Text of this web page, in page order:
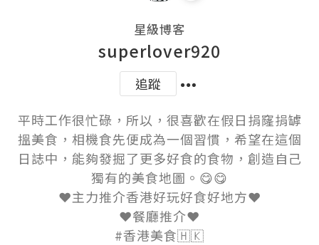
星級博客
superlover920
追蹤
平時工作很忙碌，所以，很喜歡在假日捐窿捐罅
搵美食，相機食先便成為一個習慣，希望在這個
日誌中，能夠發掘了更多好食的食物，創造自己
獨有的美食地圖。😋😋
❤️主力推介香港好玩好食好地方❤️
❤️餐廳推介❤️
#香港美食🇭🇰